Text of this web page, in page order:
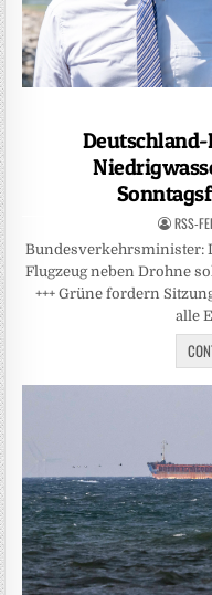
RSS-
Bundesverkehrsminister:
Flugzeug neben Drohne
+++ Grüne fordern
alle